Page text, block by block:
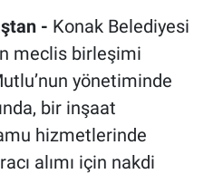
- Konak Belediyesi
meclis birleşimi
yönetiminde
bir inşaat
hizmetlerinde
alımı için nakdi